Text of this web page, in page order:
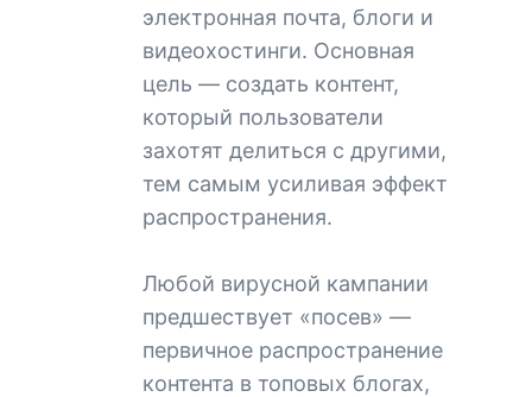
электронная почта, блоги и
видеохостинги. Основная
цель — создать контент,
который пользователи
захотят делиться с другими,
тем самым усиливая эффект
распространения.
Любой вирусной кампании
предшествует «посев» —
первичное распространение
контента в топовых блогах,